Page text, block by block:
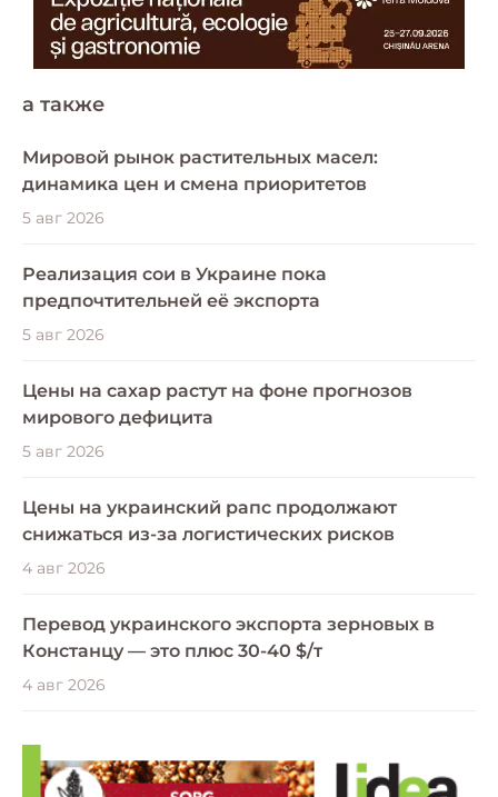
a также
Мировой рынок растительных масел:
динамика цен и смена приоритетов
5 авг 2026
Реализация сои в Украине пока
предпочтительней её экспорта
5 авг 2026
Цены на сахар растут на фоне прогнозов
мирового дефицита
5 авг 2026
Цены на украинский рапс продолжают
снижаться из-за логистических рисков
4 авг 2026
Перевод украинского экспорта зерновых в
Констанцу — это плюс 30-40 $/т
4 авг 2026